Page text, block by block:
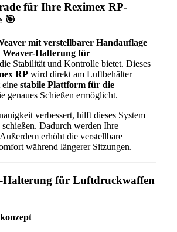
für Ihre Reximex RP-
🎯
mit verstellbarer Handauflage
Weaver-Halterung für
Stabilität und Kontrolle bietet. Dieses
RP wird direkt am Luftbehälter
eine stabile Plattform für die
genaues Schießen ermöglicht.
verbessert, hilft dieses System
Dadurch werden Ihre
erhöht die verstellbare
während längerer Sitzungen.
Halterung für Luftdruckwaffen